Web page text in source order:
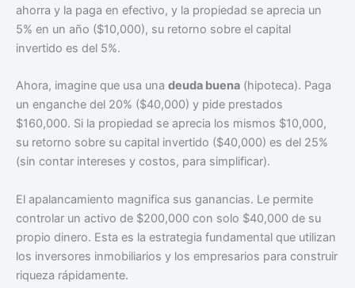
ahorra y la paga en efectivo, y la propiedad se aprecia un
5% en un año ($10,000), su retorno sobre el capital
invertido es del 5%.
Ahora, imagine que usa una deuda buena (hipoteca). Paga
un enganche del 20% ($40,000) y pide prestados
$160,000. Si la propiedad se aprecia los mismos $10,000,
su retorno sobre su capital invertido ($40,000) es del 25%
(sin contar intereses y costos, para simplificar).
El apalancamiento magnifica sus ganancias. Le permite
controlar un activo de $200,000 con solo $40,000 de su
propio dinero. Esta es la estrategia fundamental que utilizan
los inversores inmobiliarios y los empresarios para construir
riqueza rápidamente.